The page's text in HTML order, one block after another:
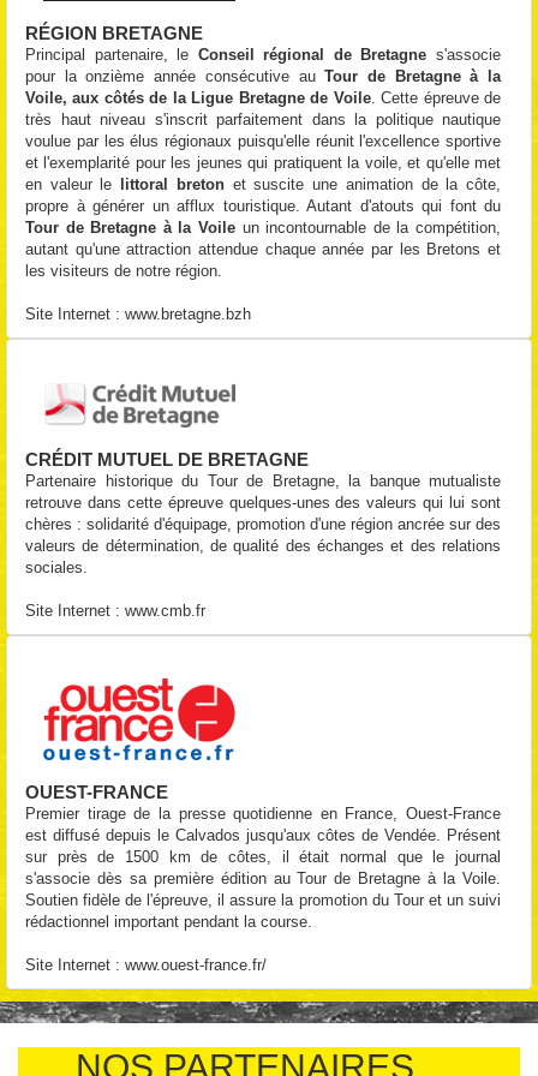
RÉGION BRETAGNE
Principal partenaire, le Conseil régional de Bretagne s'associe
pour la onzième année consécutive auTour de Bretagne à la
Voile, aux côtés de la Ligue Bretagne de Voile. Cette épreuve de
très haut niveau s'inscrit parfaitement dans la politique nautique
voulue par les élus régionaux puisqu'elle réunit l'excellence sportive
et l'exemplarité pour les jeunes qui pratiquent la voile, et qu'elle met
en valeur le
littoral bretonet suscite une animation de la côte,
propre à générer un afflux touristique. Autant d'atouts qui font du
Tour de Bretagne à la Voile un incontournable de la compétition,
autant qu'une attraction attendue chaque année par les Bretons et
les visiteurs de notre région.
Site Internet : www.bretagne.bzh
CRÉDIT MUTUEL DE BRETAGNE
Partenaire historique du Tour de Bretagne, la banque mutualiste
retrouve dans cette épreuve quelques-unes des valeurs qui lui sont
chères : solidarité d'équipage, promotion d'une région ancrée sur des
valeurs de détermination, de qualité des échanges et des relations
sociales.
Site Internet : www.cmb.fr
OUEST-FRANCE
Premier tirage de la presse quotidienne en France, Ouest-France
est diffusé depuis le Calvados jusqu'aux côtes de Vendée. Présent
sur près de 1500 km de côtes, il était normal que le journal
s'associe dès sa première édition au Tour de Bretagne à la Voile.
Soutien fidèle de l'épreuve, il assure la promotion du Tour et un suivi
rédactionnel important pendant la course.
Site Internet : www.ouest-france.fr/
NOS PARTENAIRES